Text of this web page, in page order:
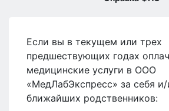
Если вы в текущем или трех
предшествующих годах
медицинские услуги в ООО
«МедЛабЭкспресс» за себя
ближайших родственников: